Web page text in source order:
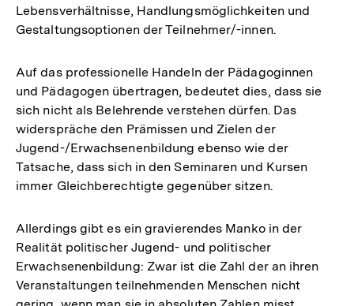
Lebensverhältnisse, Handlungsmöglichkeiten und
Gestaltungsoptionen der Teilnehmer/-innen.
Auf das professionelle Handeln der Pädagoginnen
und Pädagogen übertragen, bedeutet dies, dass sie
sich nicht als Belehrende verstehen dürfen. Das
widerspräche den Prämissen und Zielen der
Jugend-/Erwachsenenbildung ebenso wie der
Tatsache, dass sich in den Seminaren und Kursen
immer Gleichberechtigte gegenüber sitzen.
Allerdings gibt es ein gravierendes Manko in der
Realität politischer Jugend- und politischer
Erwachsenenbildung: Zwar ist die Zahl der an ihren
Veranstaltungen teilnehmenden Menschen nicht